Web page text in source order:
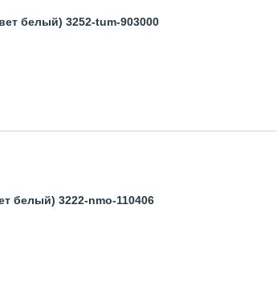
белый) 3252-tum-903000
белый) 3222-nmo-110406